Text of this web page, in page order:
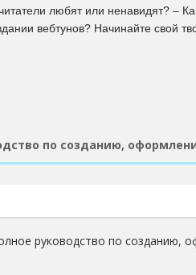
любят или ненавидят? –
вебтунов? Начинайте свой
по созданию,
руководство по